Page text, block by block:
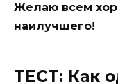
Желаю всем
наилучшего!
ТЕСТ: Как